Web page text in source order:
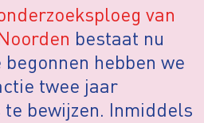
van
bestaat nu
begonnen hebben we
twee jaar
bewijzen. Inmiddels